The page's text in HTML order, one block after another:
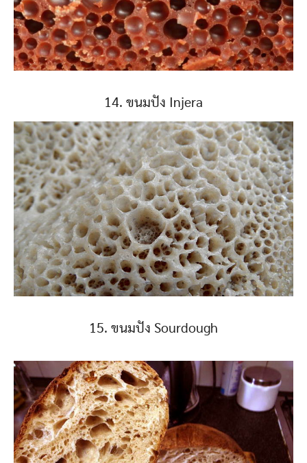
14. ขนมปัง Injera
15. ขนมปัง Sourdough